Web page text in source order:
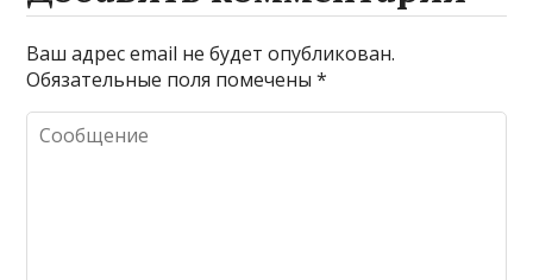
Ваш адрес email не будет опубликован.
Обязательные поля помечены*